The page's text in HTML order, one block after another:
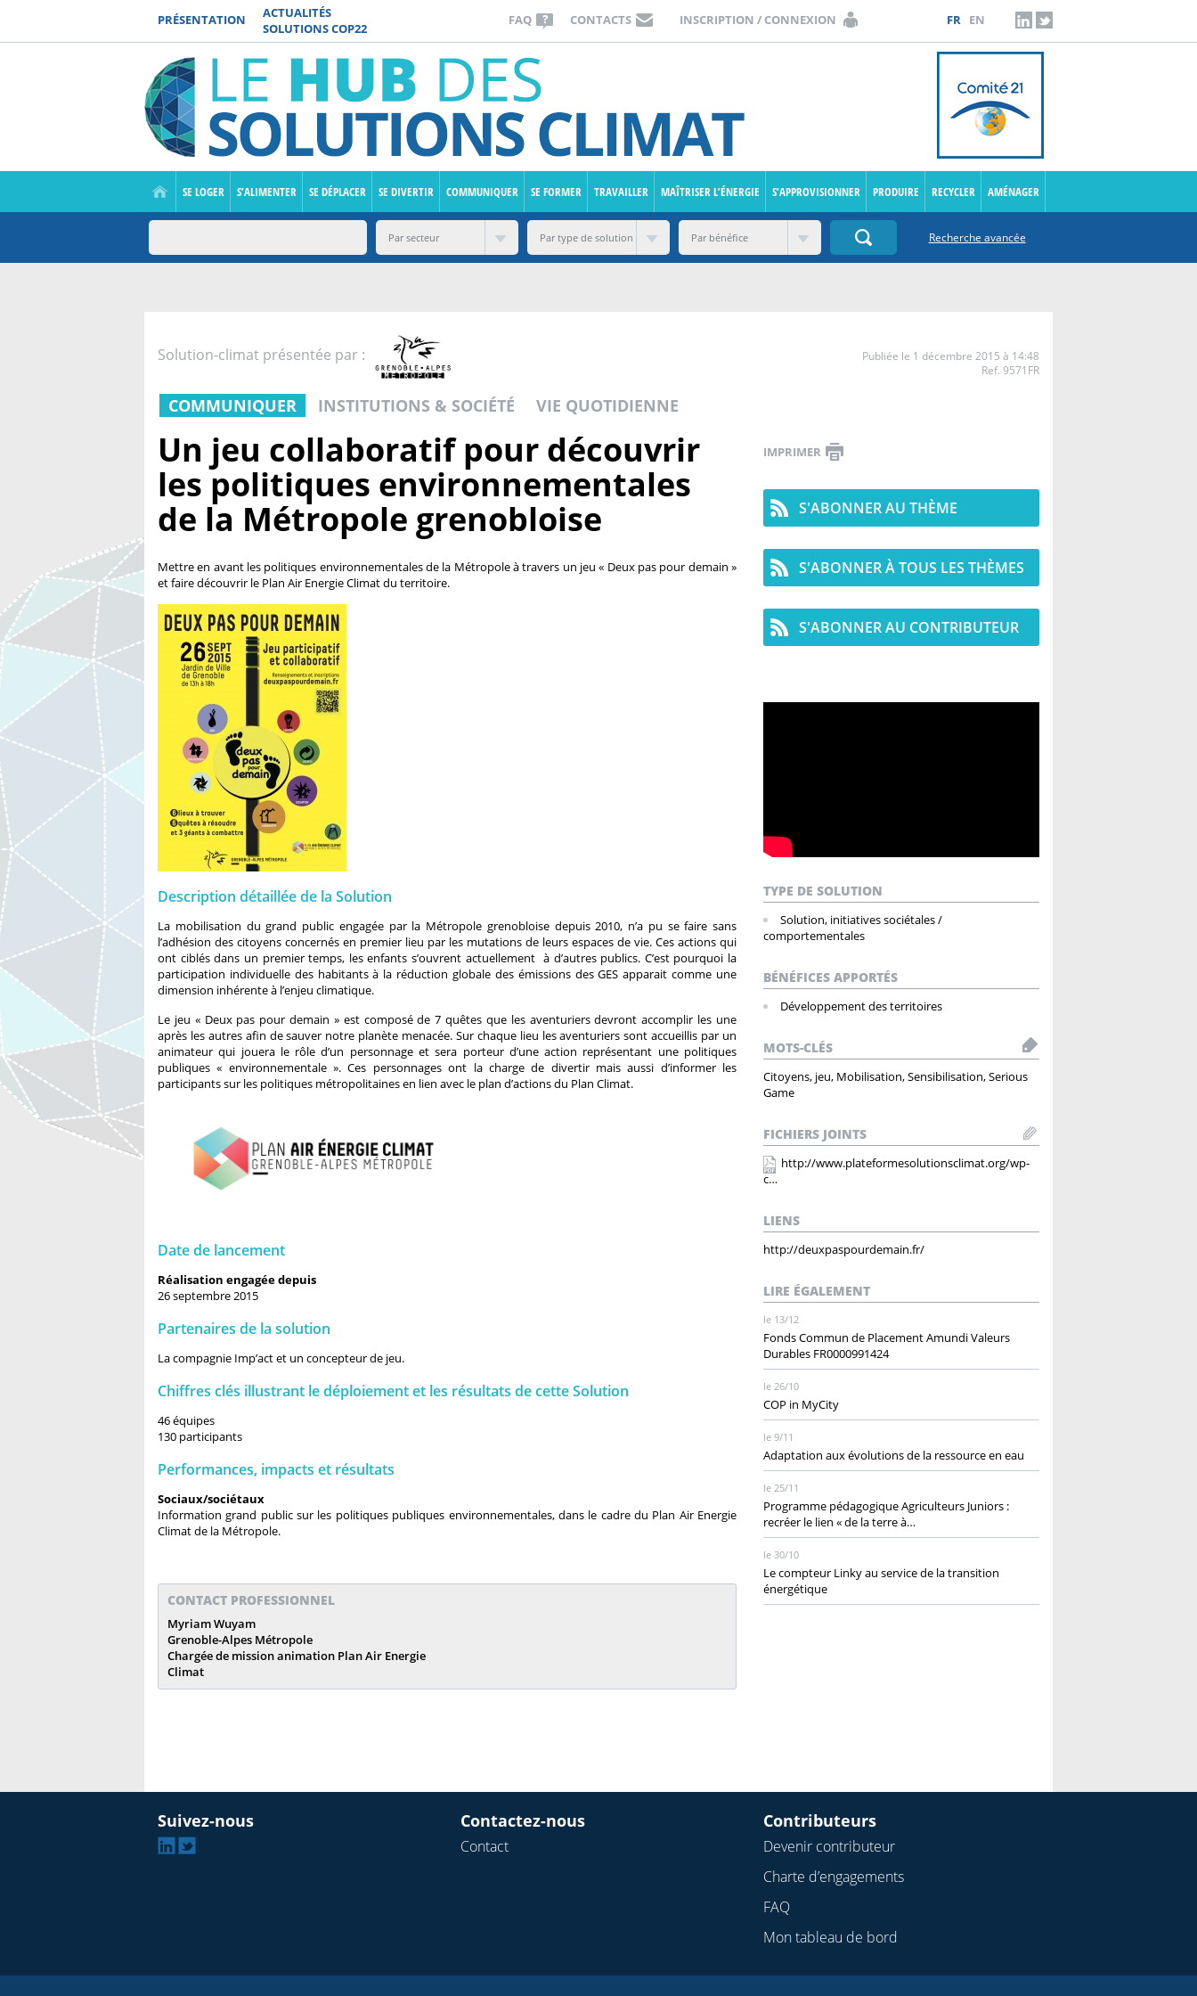
PRÉSENTATION
ACTUALITÉS
SOLUTIONS COP22
CONTACTS
FAQ INSCRIPTION / CONNEXION FR EN LINKEDIN
SE LOGER S’ALIMENTER SE DÉPLACER SE DIVERTIR COMMUNIQUER SE FORMER TRAVAILLER MAÎTRISER L’ÉNERGIE S’APPROVISIONNER PRODUIRE RECYCLER AMÉNAGER
Recherche avancée
Solution-climat présentée par :
Publiée le 1 décembre 2015 à 14:48
Ref. 9571FR
COMMUNIQUER INSTITUTIONS & SOCIÉTÉ VIE QUOTIDIENNE
Un jeu collaboratif pour découvrir
les politiques environnementales
de la Métropole grenobloise
Mettre en avant les politiques environnementales de la Métropole à travers un jeu « Deux pas pour demain »
et faire découvrir le Plan Air Energie Climat du territoire.
Description détaillée de la Solution
La mobilisation du grand public engagée par la Métropole grenobloise depuis 2010, n’a pu se faire sans
l’adhésion des citoyens concernés en premier lieu par les mutations de leurs espaces de vie. Ces actions qui
ont ciblés dans un premier temps, les enfants s’ouvrent actuellement à d’autres publics. C’est pourquoi la
participation individuelle des habitants à la réduction globale des émissions des GES apparait comme une
dimension inhérente à l’enjeu climatique.
Le jeu « Deux pas pour demain » est composé de 7 quêtes que les aventuriers devront accomplir les une
après les autres afin de sauver notre planète menacée. Sur chaque lieu les aventuriers sont accueillis par un
animateur qui jouera le rôle d’un personnage et sera porteur d’une action représentant une politiques
publiques « environnementale ». Ces personnages ont la charge de divertir mais aussi d’informer les
participants sur les politiques métropolitaines en lien avec le plan d’actions du Plan Climat.
Date de lancement
Réalisation engagée depuis
26 septembre 2015
Partenaires de la solution
La compagnie Imp’act et un concepteur de jeu.
Chiffres clés illustrant le déploiement et les résultats de cette Solution
46 équipes
130 participants
Performances, impacts et résultats
Sociaux/sociétaux
Information grand public sur les politiques publiques environnementales, dans le cadre du Plan Air Energie
Climat de la Métropole.
CONTACT PROFESSIONNEL
Myriam Wuyam
Grenoble-Alpes Métropole
Chargée de mission animation Plan Air Energie
Climat
IMPRIMER
S'ABONNER AU THÈME
S'ABONNER À TOUS LES THÈMES
S'ABONNER AU CONTRIBUTEUR
TYPE DE SOLUTION
Solution, initiatives sociétales /
comportementales
BÉNÉFICES APPORTÉS
Développement des territoires
MOTS-CLÉS
Citoyens, jeu, Mobilisation, Sensibilisation, Serious
Game
FICHIERS JOINTS
http://www.plateformesolutionsclimat.org/wp-
c…
LIENS
http://deuxpaspourdemain.fr/
LIRE ÉGALEMENT
le 13/12
Fonds Commun de Placement Amundi Valeurs
Durables FR0000991424
le 26/10
COP in MyCity
le 9/11
Adaptation aux évolutions de la ressource en eau
le 25/11
Programme pédagogique Agriculteurs Juniors :
recréer le lien « de la terre à…
le 30/10
Le compteur Linky au service de la transition
énergétique
Suivez-nous
Linkedin
Contactez-nous
Contact
Contributeurs
Devenir contributeur
Charte d’engagements
FAQ
Mon tableau de bord